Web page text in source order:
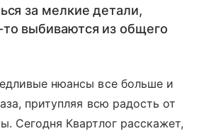
за мелкие детали,
выбиваются из общего
нюансы все больше и
притупляя всю радость от
Сегодня Квартлог расскажет,